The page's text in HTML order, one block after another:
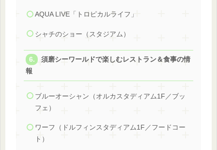
AQUA LIVE「トロピカルライフ」
シャチのショー（スタジアム）
須磨シーワールドで楽しむレストラン＆食事の情
報
ブルーオーシャン（オルカスタディアム1F／ブッ
フェ）
ワーフ（ドルフィンスタディアム1F／フードコー
ト）